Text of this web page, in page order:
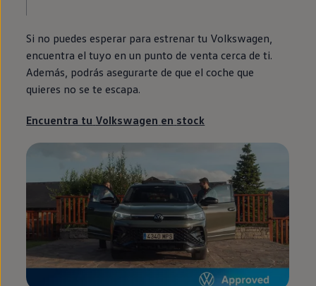
Si no puedes esperar para estrenar tu Volkswagen,
encuentra el tuyo en un punto de venta cerca de ti.
Además, podrás asegurarte de que el coche que
quieres no se te escapa.
Encuentra tu Volkswagen en stock